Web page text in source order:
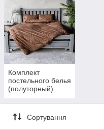
Комплект
постельного белья
(полуторный)
Сортування